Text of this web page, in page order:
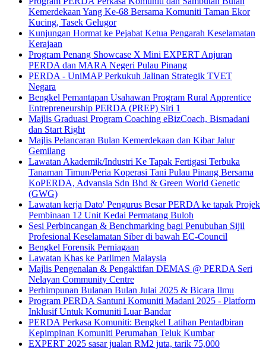
Kemerdekaan Yang Ke-68 Bersama Komuniti Taman Ekor
Kucing, Tasek Gelugor
Kunjungan Hormat ke Pejabat Ketua Pengarah Keselamatan
Kerajaan
Program Penang Showcase X Mini EXPERT Anjuran
PERDA dan MARA Negeri Pulau Pinang
PERDA - UniMAP Perkukuh Jalinan Strategik TVET
Negara
Bengkel Pemantapan Usahawan Program Rural Apprentice
Entrepreneurship PERDA (PREP) Siri 1
Majlis Graduasi Program Coaching eBizCoach, Bismadani
dan Start Right
Majlis Pelancaran Bulan Kemerdekaan dan Kibar Jalur
Gemilang
Lawatan Akademik/Industri Ke Tapak Fertigasi Terbuka
Tanaman Timun/Peria Koperasi Tani Pulau Pinang Bersama
KoPERDA, Advansia Sdn Bhd & Green World Genetic
(GWG)
Lawatan kerja Dato' Pengurus Besar PERDA ke tapak Projek
Pembinaan 12 Unit Kedai Permatang Buloh
Sesi Perbincangan & Benchmarking bagi Penubuhan Sijil
Profesional Keselamatan Siber di bawah EC-Council
Bengkel Forensik Perniagaan
Lawatan Khas ke Parlimen Malaysia
Majlis Pengenalan & Pengaktifan DEMAS @ PERDA Seri
Nelayan Community Centre
Perhimpunan Bulanan Bulan Julai 2025 & Bicara Ilmu
Program PERDA Santuni Komuniti Madani 2025 - Platform
Inklusif Untuk Komuniti Luar Bandar
PERDA Perkasa Komuniti: Bengkel Latihan Pentadbiran
Kepimpinan Komuniti Perumahan Teluk Kumbar
EXPERT 2025 sasar jualan RM2 juta, tarik 75,000